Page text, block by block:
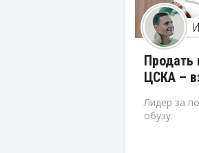
Продать
ЦСКА –
Лидер за
обузу.